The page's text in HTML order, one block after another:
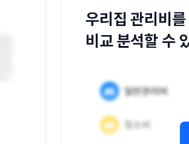
우리집 관리비
비교 분석할 수